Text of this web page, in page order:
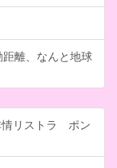
距離、なんと地球
情リストラ ポン